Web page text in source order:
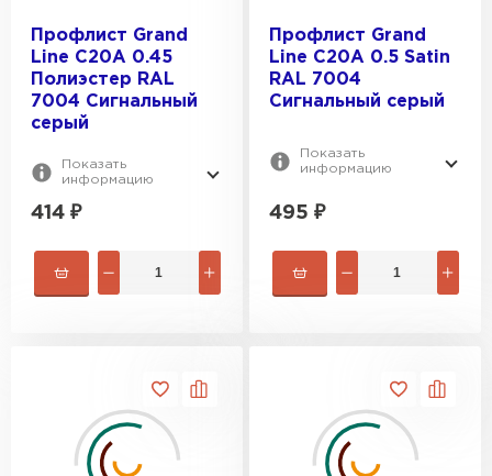
Профлист Grand
Line C20A 0.45
Полиэстер RAL
7004 Сигнальный
серый
Показать
информацию
414 ₽
Профлист Grand
Line C20A 0.5 Satin
RAL 7004
Сигнальный серый
Показать
информацию
495 ₽